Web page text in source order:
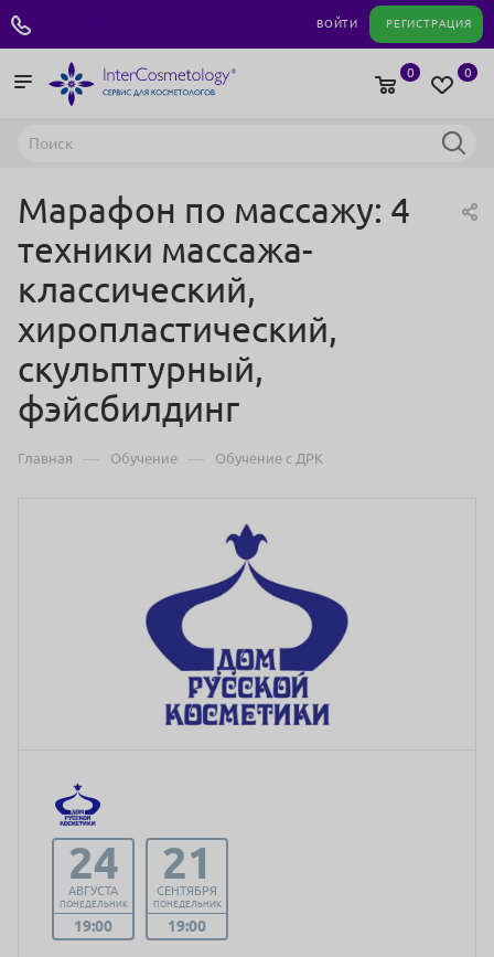
ВОЙТИ РЕГИСТРАЦИЯ
0
0
Марафон по массажу: 4
техники массажа-
классический,
хиропластический,
скульптурный,
фэйсбилдинг
Главная — Обучение — Обучение с ДРК
24
АВГУСТА
ПОНЕДЕЛЬНИК
19:00
21
СЕНТЯБРЯ
ПОНЕДЕЛЬНИК
19:00